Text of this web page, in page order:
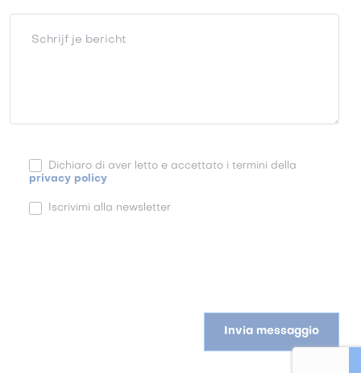
Schrijf je bericht
Dichiaro di aver letto e accettato i termini della
privacy policy
Iscrivimi alla newsletter
Invia messaggio